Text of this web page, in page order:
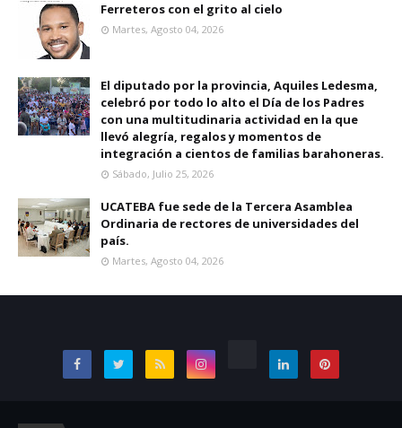
Ferreteros con el grito al cielo
Martes, Agosto 04, 2026
El diputado por la provincia, Aquiles Ledesma,
celebró por todo lo alto el Día de los Padres
con una multitudinaria actividad en la que
llevó alegría, regalos y momentos de
integración a cientos de familias barahoneras.
Sábado, Julio 25, 2026
UCATEBA fue sede de la Tercera Asamblea
Ordinaria de rectores de universidades del
país.
Martes, Agosto 04, 2026